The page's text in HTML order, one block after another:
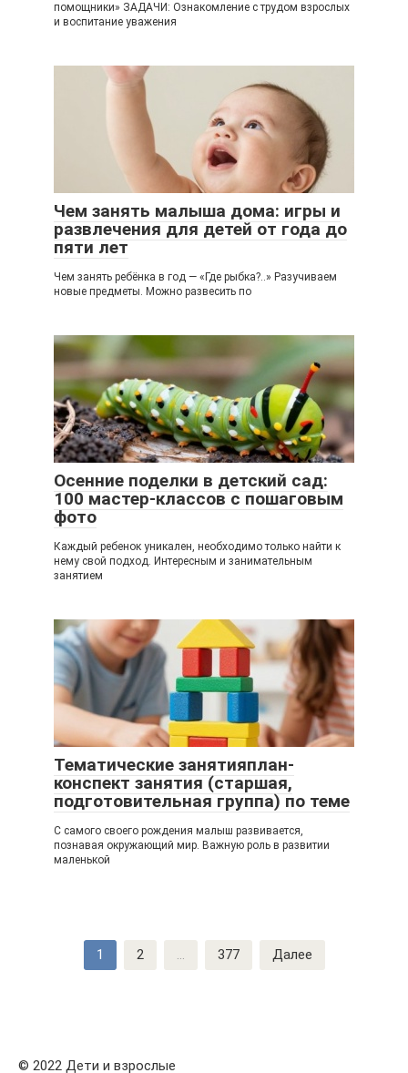
помощники» ЗАДАЧИ: Ознакомление с трудом взрослых
и воспитание уважения
Чем занять малыша дома: игры и
развлечения для детей от года до
пяти лет
Чем занять ребёнка в год — «Где рыбка?..» Разучиваем
новые предметы. Можно развесить по
Осенние поделки в детский сад:
100 мастер-классов с пошаговым
фото
Каждый ребенок уникален, необходимо только найти к
нему свой подход. Интересным и занимательным
занятием
Тематические занятияплан-
конспект занятия (старшая,
подготовительная группа) по теме
С самого своего рождения малыш развивается,
познавая окружающий мир. Важную роль в развитии
маленькой
1 2 ... 377 Далее
© 2022 Дети и взрослые